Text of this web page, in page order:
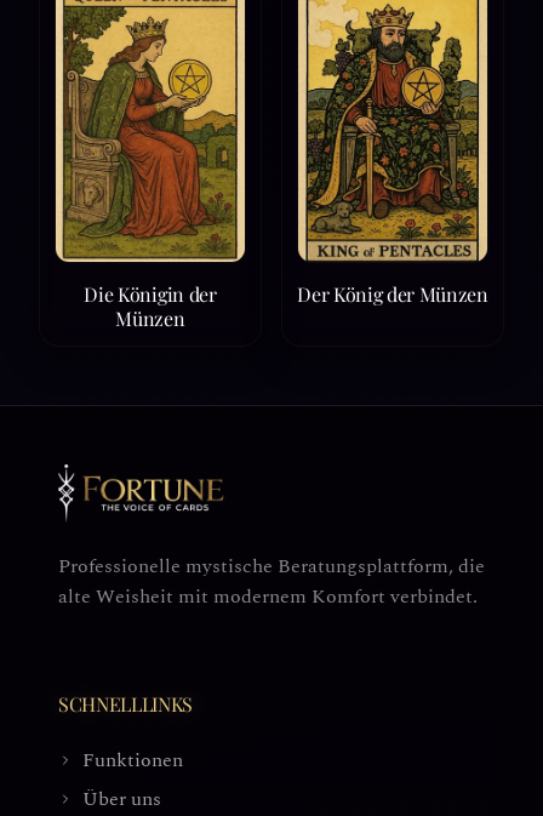
Die Königin der
Münzen
Der König der Münzen
Professionelle mystische Beratungsplattform, die
alte Weisheit mit modernem Komfort verbindet.
SCHNELLLINKS
Funktionen
Über uns